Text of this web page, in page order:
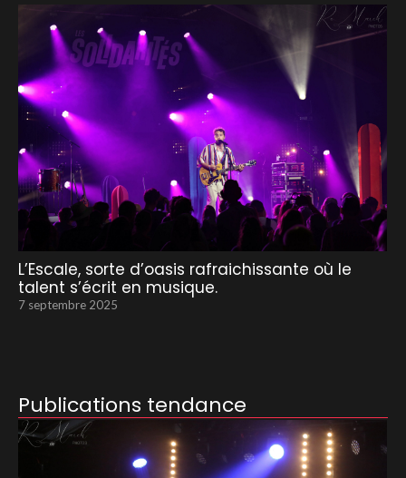
L’Escale, sorte d’oasis rafraichissante où le
talent s’écrit en musique.
7 septembre 2025
Publications tendance